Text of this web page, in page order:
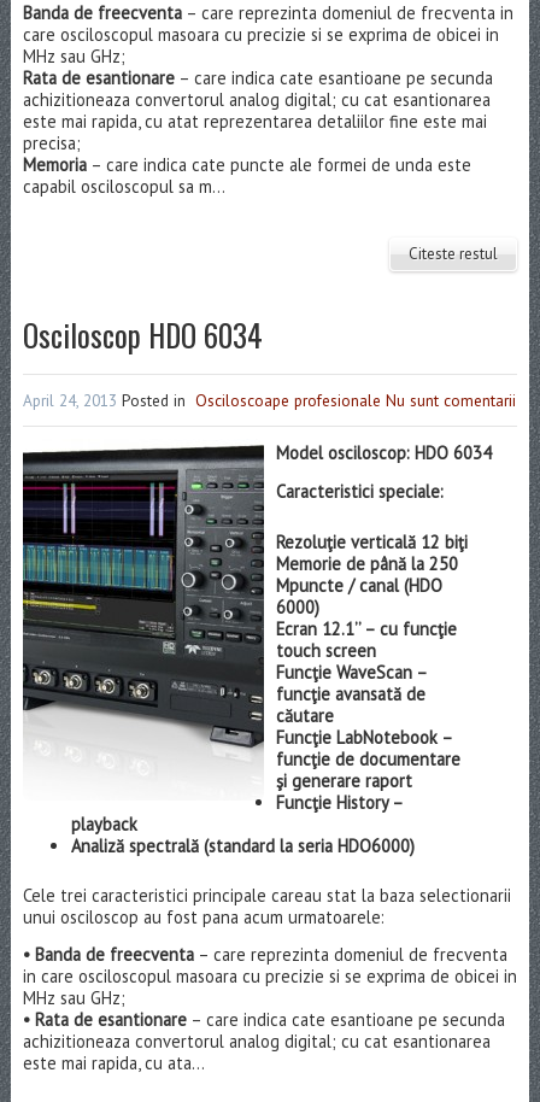
Banda de freecventa– care reprezinta domeniul de frecventa in
care osciloscopul masoara cu precizie si se exprima de obicei in
MHz sau GHz;
Rata de esantionare– care indica cate esantioane pe secunda
achizitioneaza convertorul analog digital; cu cat esantionarea
este mai rapida, cu atat reprezentarea detaliilor fine este mai
precisa;
Memoria– care indica cate puncte ale formei de unda este
capabil osciloscopul sa m...
Citeste restul
Osciloscop HDO 6034
April 24, 2013 Posted in Osciloscoape profesionale Nu sunt comentarii
Model osciloscop: HDO 6034
Caracteristici speciale:
Rezoluţie verticală 12 biţi
Memorie de până la 250
Mpuncte / canal (HDO
6000)
Ecran 12.1’’ – cu funcţie
touch screen
Funcţie WaveScan –
funcţie avansată de
căutare
Funcţie LabNotebook –
funcţie de documentare
şi generare raport
Funcţie History –
playback
Analiză spectrală (standard la seria HDO6000)
Cele trei caracteristici principale careau stat la baza selectionarii
unui osciloscop au fost pana acum urmatoarele:
• Banda de freecventa– care reprezinta domeniul de frecventa
in care osciloscopul masoara cu precizie si se exprima de obicei in
MHz sau GHz;
• Rata de esantionare– care indica cate esantioane pe secunda
achizitioneaza convertorul analog digital; cu cat esantionarea
este mai rapida, cu ata...